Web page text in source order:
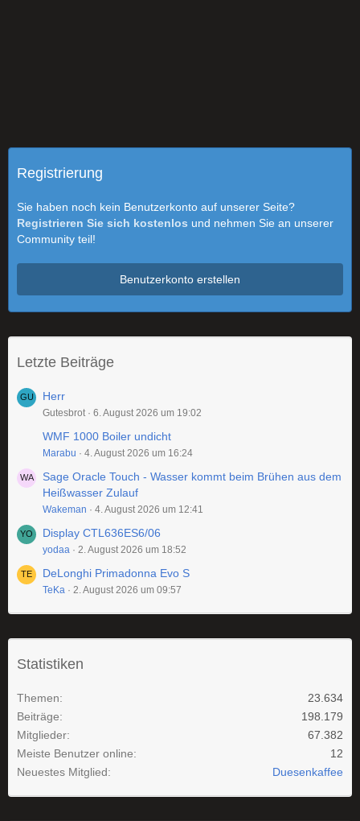
Registrierung
Sie haben noch kein Benutzerkonto auf unserer Seite?
Registrieren Sie sich kostenlos und nehmen Sie an unserer
Community teil!
Benutzerkonto erstellen
Letzte Beiträge
Herr
Gutesbrot 6. August 2026 um 19:02
WMF 1000 Boiler undicht
Marabu 4. August 2026 um 16:24
Sage Oracle Touch - Wasser kommt beim Brühen aus dem
Heißwasser Zulauf
Wakeman 4. August 2026 um 12:41
Display CTL636ES6/06
yodaa 2. August 2026 um 18:52
DeLonghi Primadonna Evo S
TeKa 2. August 2026 um 09:57
Statistiken
Themen
23.634
Beiträge
198.179
Mitglieder
67.382
Meiste Benutzer online
12
Neuestes Mitglied
Duesenkaffee